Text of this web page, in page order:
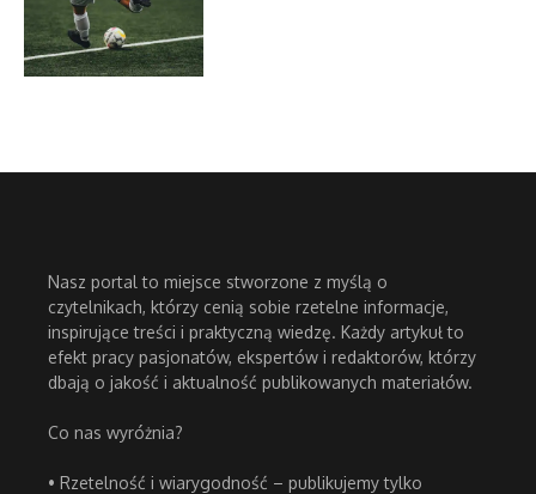
Nasz portal to miejsce stworzone z myślą o
czytelnikach, którzy cenią sobie rzetelne informacje,
inspirujące treści i praktyczną wiedzę. Każdy artykuł to
efekt pracy pasjonatów, ekspertów i redaktorów, którzy
dbają o jakość i aktualność publikowanych materiałów.
Co nas wyróżnia?
• Rzetelność i wiarygodność – publikujemy tylko